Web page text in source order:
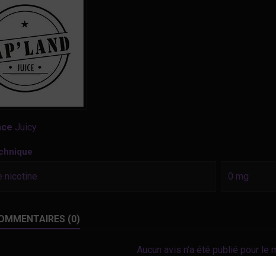
Juicy
nicotine 0 mg
(0)
Aucun avis n'a été publié pour le